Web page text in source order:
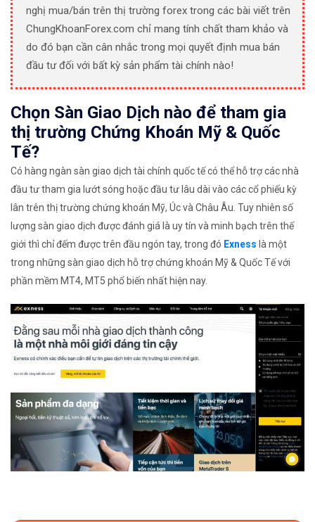
nghị mua/bán trên thị trường forex trong các bài viết trên
ChungKhoanForex.com chỉ mang tính chất tham khảo và
do đó bạn cần cân nhắc trong mọi quyết định mua bán
đầu tư đối với bất kỳ sản phẩm tài chính nào!
Chọn Sàn Giao Dịch nào để tham gia
thị trường Chứng Khoán Mỹ & Quốc
Tế?
Có hàng ngàn sàn giao dịch tài chính quốc tế có thể hỗ trợ các nhà
đầu tư tham gia lướt sóng hoặc đầu tư lâu dài vào các cổ phiếu kỳ
lân trên thị trường chứng khoán Mỹ, Úc và Châu Âu. Tuy nhiên số
lượng sàn giao dịch được đánh giá là uy tín và minh bạch trên thế
giới thì chỉ đếm được trên đầu ngón tay, trong đó Exness là một
trong những sàn giao dịch hỗ trợ chứng khoán Mỹ & Quốc Tế với
phần mềm MT4, MT5 phổ biến nhất hiện nay.